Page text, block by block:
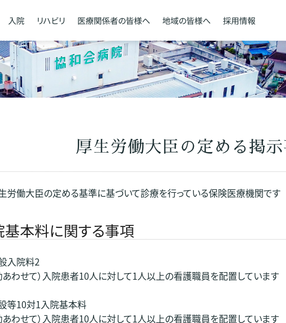
入院 リハビリ 医療関係者の皆様へ 地域の皆様へ 採用情報
厚生労働大臣の定める掲示
労働大臣の定める基準に基づいて診療を行っている保険医療機関です
基本料に関する事項
入院料2
あわせて）入院患者10人に対して1人以上の看護職員を配置しています
等10対1入院基本料
あわせて）入院患者10人に対して1人以上の看護職員を配置しています